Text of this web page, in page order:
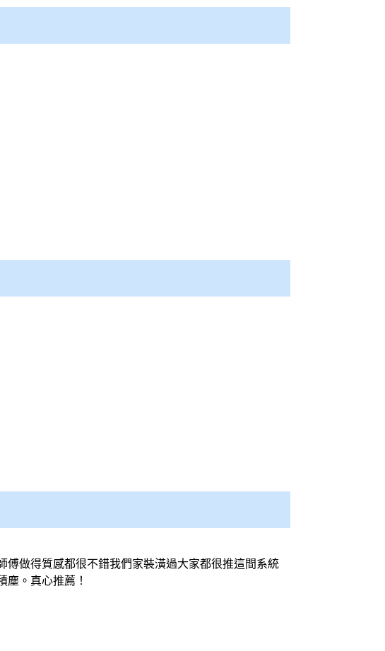
做得質感都很不錯我們家裝潢過大家都很推這間系統
。真心推薦！